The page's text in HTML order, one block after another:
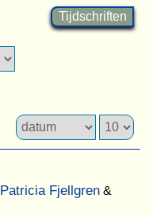
Tijdschriften
Patricia Fjellgren &